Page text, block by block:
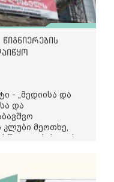
- „მედიისა და
და
მეოთხე,
აღჭურვილ